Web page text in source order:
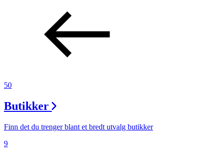
50
Butikker
Finn det du trenger blant et bredt utvalg butikker
9